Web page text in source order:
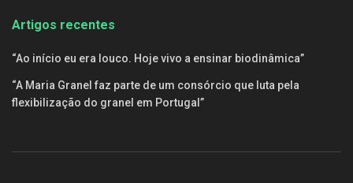
Artigos recentes
“Ao início eu era louco. Hoje vivo a ensinar biodinâmica”
“A Maria Granel faz parte de um consórcio que luta pela
flexibilização do granel em Portugal”